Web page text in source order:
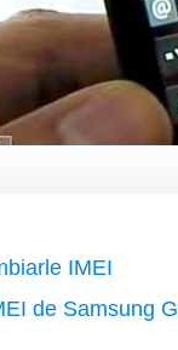
IMEI
de Samsung